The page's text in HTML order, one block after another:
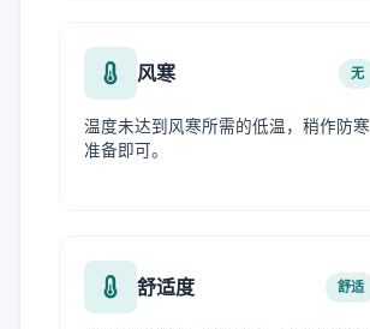
风寒 无
温度未达到风寒所需的低温，稍作防寒
准备即可。
舒适度 舒适